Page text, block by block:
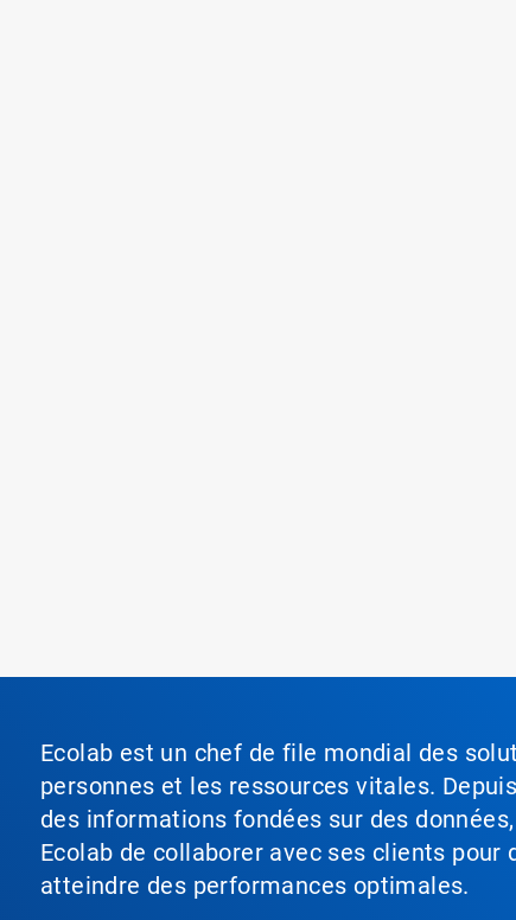
Ecolab est un chef de file mondial des
personnes et les ressources vitales.
des informations fondées sur des
Ecolab de collaborer avec ses clients
atteindre des performances optimales.